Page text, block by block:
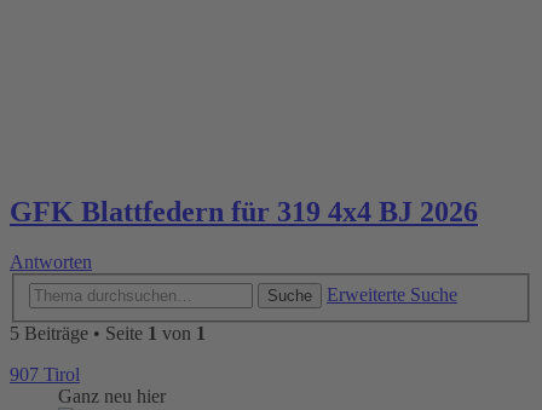
GFK Blattfedern für 319 4x4 BJ 2026
Antworten
Suche
Erweiterte Suche
5 Beiträge • Seite 1 von 1
907 Tirol
Ganz neu hier